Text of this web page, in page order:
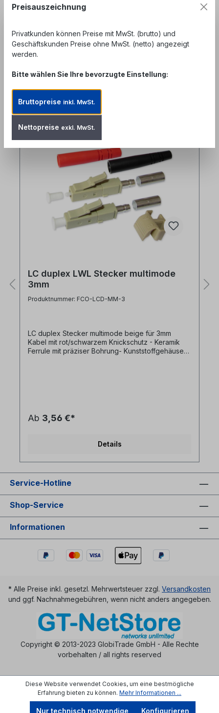
mit rot/schwarzem Knickschutz - Keramik Ferrule
Bewertungen
Produktgalerie überspringen
Ähnliche Artikel
LC duplex LWL Stecker multimode
3mm
Produktnummer: FCO-LCD-MM-3
LC duplex Stecker multimode beige für 3mm
Kabel mit rot/schwarzem Knickschutz - Keramik
Ferrule mit präziser Bohrung- Kunststoffgehäuse
Ab 3,56 €*
Details
Service-Hotline
Shop-Service
Informationen
* Alle Preise inkl. gesetzl. Mehrwertsteuer zzgl. Versandkosten
und ggf. Nachnahmegebühren, wenn nicht anders angegeben.
Copyright © 2013-2023 GlobiTrade GmbH - Alle Rechte
vorbehalten / all rights reserved
Diese Website verwendet Cookies, um eine bestmögliche
Erfahrung bieten zu können. Mehr Informationen ...
Nur technisch notwendige Konfigurieren
Preisauszeichnung
Privatkunden können Preise mit MwSt. (brutto) und
Geschäftskunden Preise ohne MwSt. (netto) angezeigt
werden.
Bitte wählen Sie Ihre bevorzugte Einstellung:
Bruttopreise inkl. MwSt.
Nettopreise exkl. MwSt.